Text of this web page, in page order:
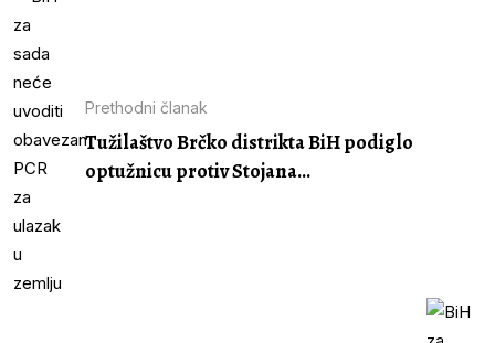
Prethodni članak
Tužilaštvo Brčko distrikta BiH podiglo
optužnicu protiv Stojana...